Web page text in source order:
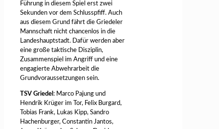
Führung in diesem Spiel erst zwei
Sekunden vor dem Schlusspfiff. Auch
aus diesem Grund fährt die Griedeler
Mannschaft nicht chancenlos in die
Landeshauptstadt. Dafür werden aber
eine große taktische Disziplin,
Zusammenspiel im Angriff und eine
engagierte Abwehrarbeit die
Grundvoraussetzungen sein.
TSV Griedel : Marco Pajung und
Hendrik Krüger im Tor, Felix Burgard,
Tobias Frank, Lukas Kipp, Sandro
Hachenburger, Constantin Jantos,